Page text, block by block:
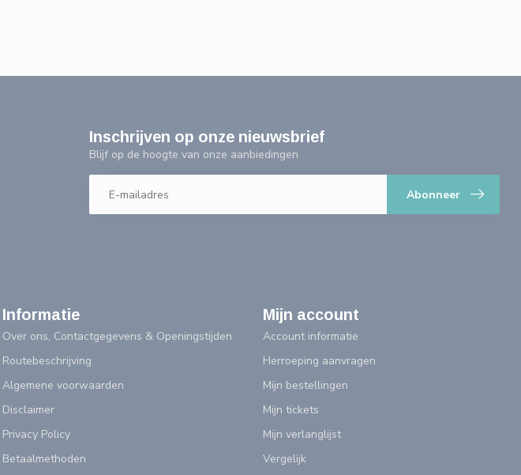
Inschrijven op onze nieuwsbrief
Blijf op de hoogte van onze aanbiedingen
Abonneer
Informatie
Over ons, Contactgegevens & Openingstijden
Routebeschrijving
Algemene voorwaarden
Disclaimer
Privacy Policy
Betaalmethoden
Mijn account
Account informatie
Herroeping aanvragen
Mijn bestellingen
Mijn tickets
Mijn verlanglijst
Vergelijk